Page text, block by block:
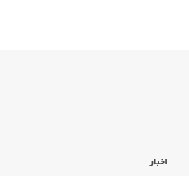
اخبار